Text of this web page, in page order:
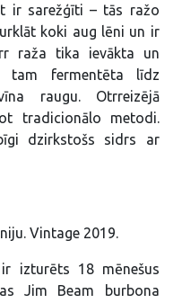
ir sarežģīti – tās ražo
koki aug lēni un ir
raža tika ievākta un
tam fermentēta līdz
raugu. Otrreizējā
tradicionālo metodi.
dzirkstošs sidrs ar
Vintage 2019.
izturēts 18 mēnešus
Jim Beam burbona